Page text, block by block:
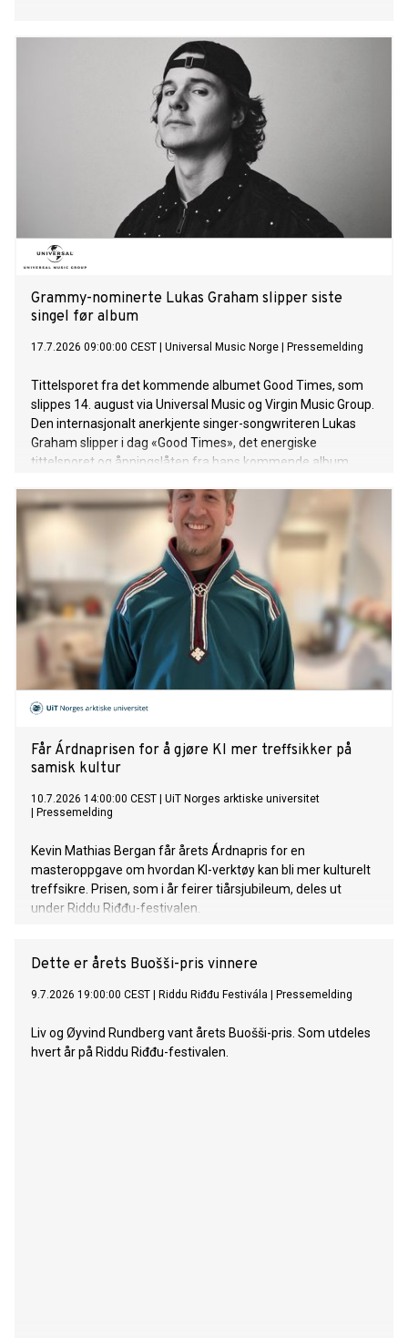
Grammy-nominerte Lukas Graham slipper siste
singel før album
17.7.2026 09:00:00 CEST Universal Music Norge Pressemelding
Tittelsporet fra det kommende albumet Good Times, som
slippes 14. august via Universal Music og Virgin Music Group.
Den internasjonalt anerkjente singer-songwriteren Lukas
Graham slipper i dag «Good Times», det energiske
tittelsporet og åpningslåten fra hans kommende album
Får Árdnaprisen for å gjøre KI mer treffsikker på
samisk kultur
10.7.2026 14:00:00 CEST
UiT Norges arktiske universitet
Pressemelding
Kevin Mathias Bergan får årets Árdnapris for en
masteroppgave om hvordan KI-verktøy kan bli mer kulturelt
treffsikre. Prisen, som i år feirer tiårsjubileum, deles ut
under Riddu Riđđu-festivalen.
Dette er årets Buošši-pris vinnere
9.7.2026 19:00:00 CEST Riddu Riđđu Festivála Pressemelding
Liv og Øyvind Rundberg vant årets Buošši-pris. Som utdeles
hvert år på Riddu Riđđu-festivalen.